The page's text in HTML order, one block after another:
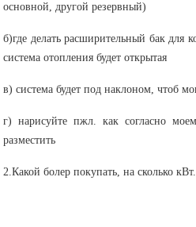
основной, другой резервный)
б)где делать расширительный бак для
система отопления будет открытая
в) система будет под наклоном, чтоб
г) нарисуйте пжл. как согласно
разместить
2.Какой болер покупать, на сколько кВт.